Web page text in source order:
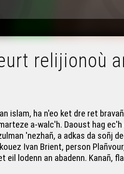
relijionoù
islam, ha n'eo ket dre ret
a-walc'h. Daoust hag
'nezhañ, a adkas da soñj
Ivan Brient, person
eil lodenn an abadenn.